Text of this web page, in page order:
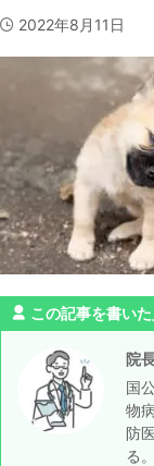
2022年8月11日
この記事を書いた
院
国
物
防
る。